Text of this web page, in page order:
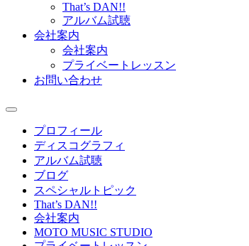
That’s DAN!!
アルバム試聴
会社案内
会社案内
プライベートレッスン
お問い合わせ
プロフィール
ディスコグラフィ
アルバム試聴
ブログ
スペシャルトピック
That’s DAN!!
会社案内
MOTO MUSIC STUDIO